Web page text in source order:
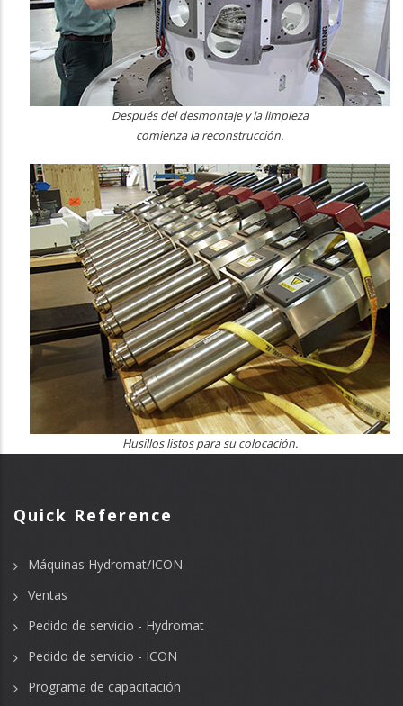
Después del desmontaje y la limpieza
comienza la reconstrucción.
Husillos listos para su colocación.
Quick Reference
Máquinas Hydromat/ICON
Ventas
Pedido de servicio - Hydromat
Pedido de servicio - ICON
Programa de capacitación